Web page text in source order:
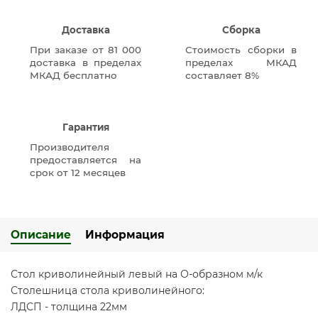
Доставка
При заказе от 81 000
доставка в пределах
МКАД бесплатно
Сборка
Стоимость сборки в
пределах МКАД
составляет 8%
Гарантия
Производителя
предоставляется на
срок от 12 месяцев
Описание Информация
Стол криволинейный левый на О-образном м/к
Столешница стола криволинейного:
ЛДСП - толщина 22мм